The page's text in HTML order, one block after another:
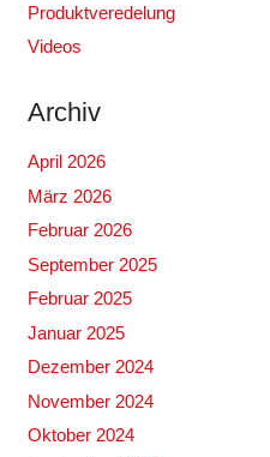
Produktveredelung
Videos
Archiv
April 2026
März 2026
Februar 2026
September 2025
Februar 2025
Januar 2025
Dezember 2024
November 2024
Oktober 2024